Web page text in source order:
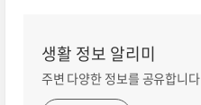
생활 정보 알리미
주변 다양한 정보를 공유합니다